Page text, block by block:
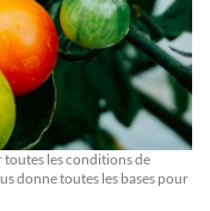
les conditions de
donne toutes les bases pour